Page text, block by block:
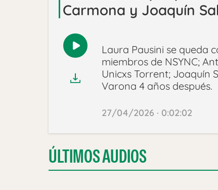
Carmona y Joaquín
ReproducirLaura Pausini se queda
miembros de NSYNC;
Unicxs Torrent; Joaquín
Varona 4 años después.
27/04/2026 · 0:02:02
ÚLTIMOS AUDIOS